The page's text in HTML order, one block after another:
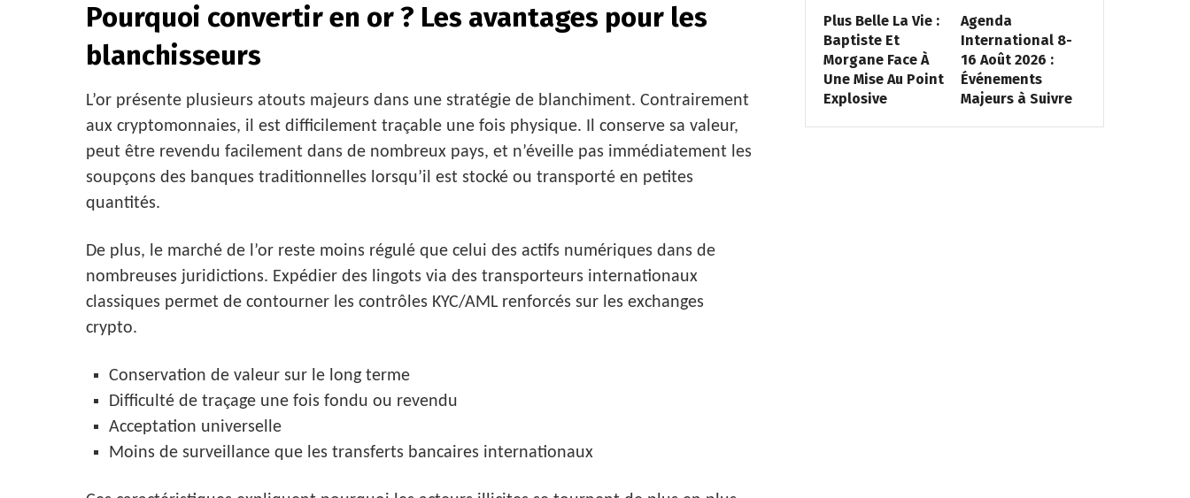
Pourquoi convertir en or ? Les avantages pour les
blanchisseurs
L’or présente plusieurs atouts majeurs dans une stratégie de blanchiment. Contrairement
aux cryptomonnaies, il est difficilement traçable une fois physique. Il conserve sa valeur,
peut être revendu facilement dans de nombreux pays, et n’éveille pas immédiatement les
soupçons des banques traditionnelles lorsqu’il est stocké ou transporté en petites
quantités.
De plus, le marché de l’or reste moins régulé que celui des actifs numériques dans de
nombreuses juridictions. Expédier des lingots via des transporteurs internationaux
classiques permet de contourner les contrôles KYC/AML renforcés sur les exchanges
crypto.
Conservation de valeur sur le long terme
Difficulté de traçage une fois fondu ou revendu
Acceptation universelle
Moins de surveillance que les transferts bancaires internationaux
Plus Belle La Vie :
Baptiste Et
Morgane Face À
Une Mise Au Point
Explosive
Agenda
International 8-
16 Août 2026 :
Événements
Majeurs à Suivre